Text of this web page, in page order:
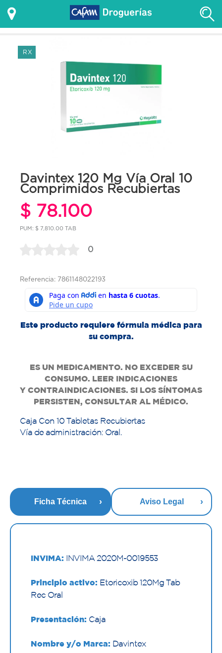
RX
Davintex 120 Mg Vía Oral 10
Comprimidos Recubiertas
$ 78.100
PUM: $ 7,810.00 TAB
0
Referencia: 7861148022193
Este producto requiere fórmula médica para
su compra.
ES UN MEDICAMENTO. NO EXCEDER SU
CONSUMO. LEER INDICACIONES
Y CONTRAINDICACIONES. SI LOS SÍNTOMAS
PERSISTEN, CONSULTAR AL MÉDICO.
Caja Con 10 Tabletas Recubiertas
Vía de administración: Oral.
Ficha Técnica Aviso Legal
INVIMA: INVIMA 2020M-0019553
Principio activo: Etoricoxib 120Mg Tab
Rec Oral
Presentación: Caja
Nombre y/o Marca: Davintex